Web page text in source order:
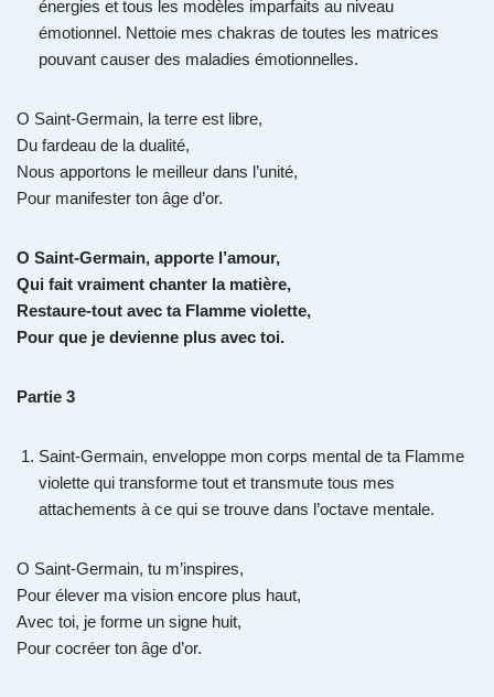
énergies et tous les modèles imparfaits au niveau
émotionnel. Nettoie mes chakras de toutes les matrices
pouvant causer des maladies émotionnelles.
O Saint-Germain, la terre est libre,
Du fardeau de la dualité,
Nous apportons le meilleur dans l’unité,
Pour manifester ton âge d’or.
O Saint-Germain, apporte l’amour,
Qui fait vraiment chanter la matière,
Restaure-tout avec ta Flamme violette,
Pour que je devienne plus avec toi.
Partie 3
Saint-Germain, enveloppe mon corps mental de ta Flamme
violette qui transforme tout et transmute tous mes
attachements à ce qui se trouve dans l’octave mentale.
O Saint-Germain, tu m’inspires,
Pour élever ma vision encore plus haut,
Avec toi, je forme un signe huit,
Pour cocréer ton âge d’or.